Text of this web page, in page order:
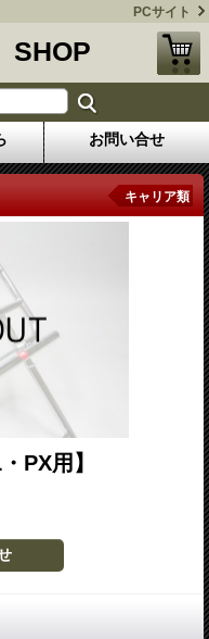
PCサイト
お問い合せ
キャリア類
PX用】